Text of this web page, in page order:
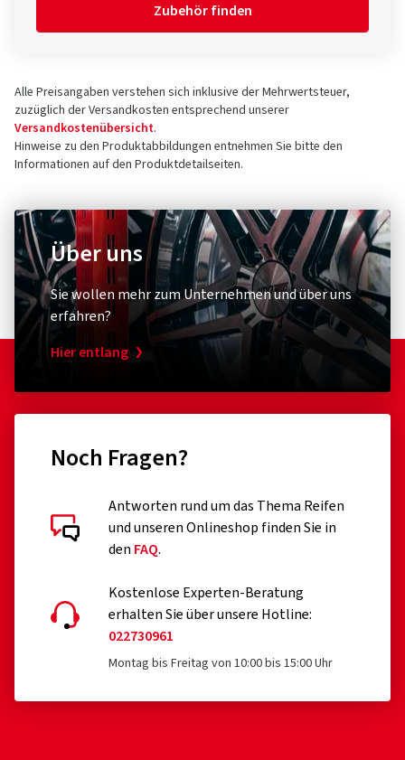
Zubehör finden
Alle Preisangaben verstehen sich inklusive der Mehrwertsteuer,
zuzüglich der Versandkosten entsprechend unserer
Versandkostenübersicht.
Hinweise zu den Produktabbildungen entnehmen Sie bitte den
Informationen auf den Produktdetailseiten.
Über uns
Sie wollen mehr zum Unternehmen und über uns
erfahren?
Hier entlang
Noch Fragen?
Antworten rund um das Thema Reifen
und unseren Onlineshop finden Sie in
den FAQ.
Kostenlose Experten-Beratung
erhalten Sie über unsere Hotline:
022730961
Montag bis Freitag von 10:00 bis 15:00 Uhr